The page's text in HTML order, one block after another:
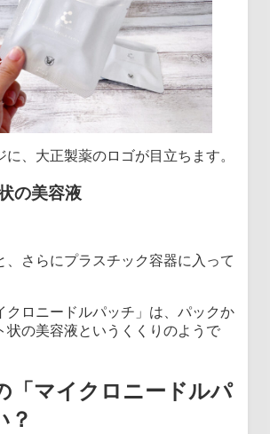
、大正製薬のロゴが目立ちます。
の美容液
、さらにプラスチック容器に入って
クロニードルパッチ」は、パックか
状の美容液というくくりのようで
「マイクロニードルパ
？